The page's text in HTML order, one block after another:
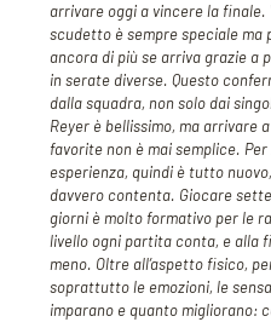
arrivare oggi a vincere la finale.
scudetto è sempre speciale ma
ancora di più se arriva grazie a
in serate diverse. Questo
dalla squadra, non solo dai
Reyer è bellissimo, ma arrivare
favorite non è mai semplice.
esperienza, quindi è tutto
davvero contenta. Giocare
giorni è molto formativo per le
livello ogni partita conta, e alla
meno. Oltre all’aspetto fisico,
soprattutto le emozioni, le
imparano e quanto migliorano: